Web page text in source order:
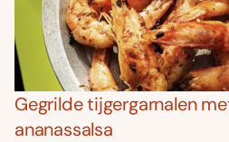
Gegrilde tijgergarnalen
ananassalsa